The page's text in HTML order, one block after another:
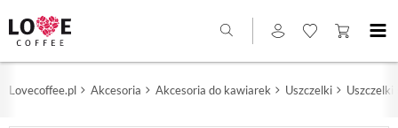
Lovecoffee.pl Akcesoria Akcesoria do kawiarek Uszczelki